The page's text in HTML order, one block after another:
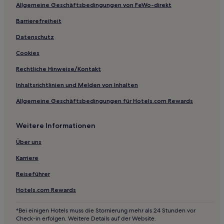
Familien in Nansha
Luxus in Huizhou
Hotels mit Parkplatz in Huidong
Luxus in Huidong
Hotels mit Pool in Bezirk Yantian
Luxus in Bezirk Yantian
Luxus in Shajing
Günstige in Chang'an
Familien in Unterbezirk Dongcheng
Business in Danshui
Hotels nahe KK Mall
Hotels nahe Dongmen Pedestrian Street
Hotels nahe Dameisha Beach
Allgemeine Geschäftsbedingungen von FeWo-direkt
Barrierefreiheit
Datenschutz
Cookies
Rechtliche Hinweise/Kontakt
Inhaltsrichtlinien und Melden von Inhalten
Allgemeine Geschäftsbedingungen für Hotels.com Rewards
Weitere Informationen
Über uns
Karriere
Reiseführer
Hotels.com Rewards
*Bei einigen Hotels muss die Stornierung mehr als 24 Stunden vor
Check-in erfolgen. Weitere Details auf der Website.